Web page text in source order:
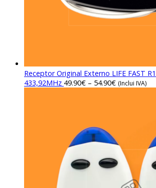
Receptor Original Externo LIFE FAST
433,92MHz 49.90€ – 54.90€ (Inclui IVA)